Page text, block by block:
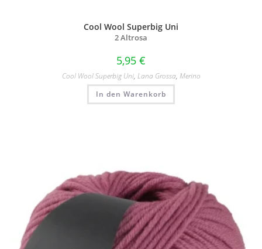
Cool Wool Superbig Uni
2 Altrosa
5,95 €
Cool Wool Superbig Uni, Lana Grossa, Merino
In den Warenkorb